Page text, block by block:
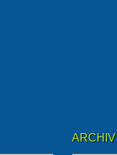
ARCHIV